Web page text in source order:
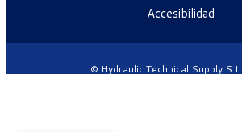
Accesibilidad
© Hydraulic Technical Supply